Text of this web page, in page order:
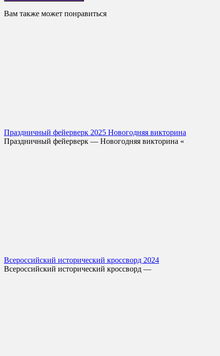
Вам также может понравиться
Праздничный фейерверк 2025 Новогодняя викторина
Праздничный фейерверк — Новогодняя викторина «
Всероссийский исторический кроссворд 2024
Всероссийский исторический кроссворд —